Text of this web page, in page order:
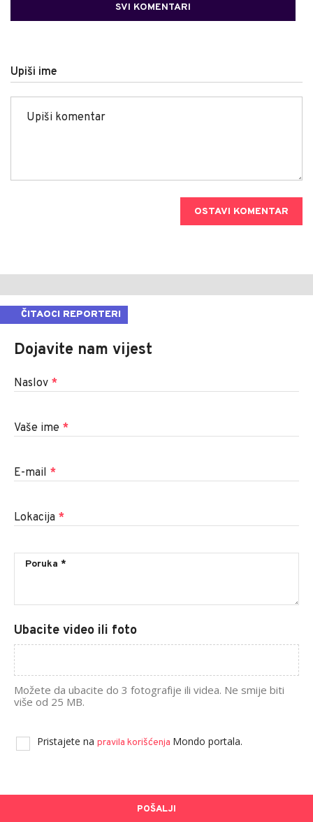
SVI KOMENTARI
Upiši ime
OSTAVI KOMENTAR
ČITAOCI REPORTERI
Dojavite nam vijest
Naslov *
Vaše ime *
E-mail *
Lokacija *
Ubacite video ili foto
Možete da ubacite do 3 fotografije ili videa. Ne smije biti
više od 25 MB.
Pristajete na pravila korišćenja Mondo portala.
POŠALJI